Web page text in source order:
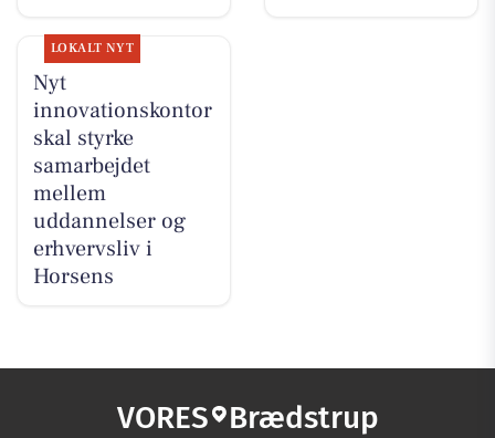
LOKALT NYT
Nyt
innovationskontor
skal styrke
samarbejdet
mellem
uddannelser og
erhvervsliv i
Horsens
VORES Brædstrup